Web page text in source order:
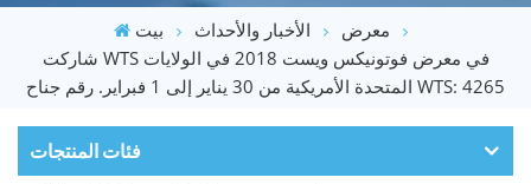
بيت الأخبار والأحداث
معرض
شاركت WTS في معرض فوتونيكس ويست 2018 في الولايات
المتحدة الأمريكية من 30 يناير إلى 1 فبراير. رقم جناح WTS: 4265
فئات المنتجات